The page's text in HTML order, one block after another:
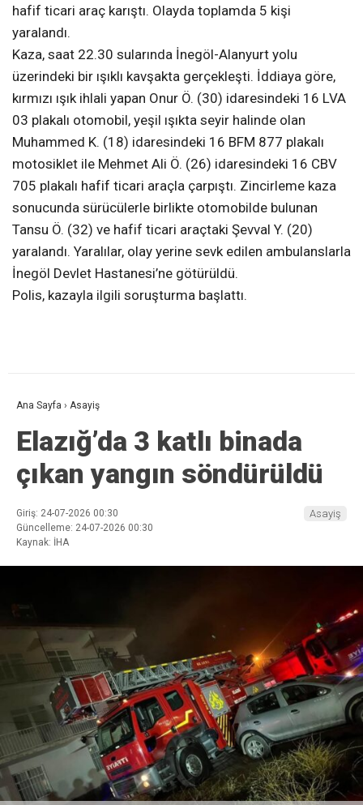
hafif ticari araç karıştı. Olayda toplamda 5 kişi
yaralandı.
Kaza, saat 22.30 sularında İnegöl-Alanyurt yolu
üzerindeki bir ışıklı kavşakta gerçekleşti. İddiaya göre,
kırmızı ışık ihlali yapan Onur Ö. (30) idaresindeki 16 LVA
03 plakalı otomobil, yeşil ışıkta seyir halinde olan
Muhammed K. (18) idaresindeki 16 BFM 877 plakalı
motosiklet ile Mehmet Ali Ö. (26) idaresindeki 16 CBV
705 plakalı hafif ticari araçla çarpıştı. Zincirleme kaza
sonucunda sürücülerle birlikte otomobilde bulunan
Tansu Ö. (32) ve hafif ticari araçtaki Şevval Y. (20)
yaralandı. Yaralılar, olay yerine sevk edilen ambulanslarla
İnegöl Devlet Hastanesi’ne götürüldü.
Polis, kazayla ilgili soruşturma başlattı.
Ana Sayfa › Asayiş
Elazığ’da 3 katlı binada
çıkan yangın söndürüldü
Giriş: 24-07-2026 00:30
Güncelleme: 24-07-2026 00:30
Kaynak: İHA
Asayiş